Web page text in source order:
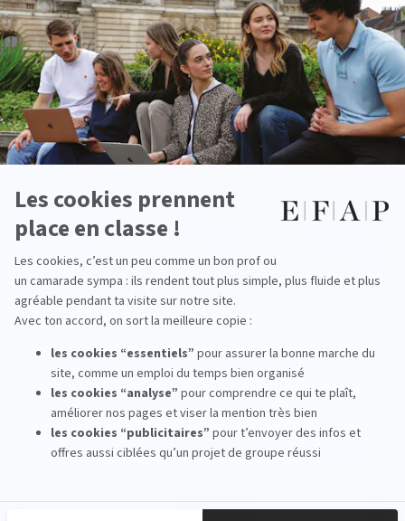
Quels sont les métiers accessibles après une
formation marketing digital à Paris ?
read more
apprenez à innover dans un secteur en
constante évolution
read more